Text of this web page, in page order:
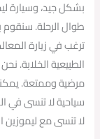
بشكل جيد، وسيارة
طوال الرحلة. سنقوم
ترغب في زيارة
الطبيعية الخلابة.
مرضية وممتعة.
سياحية لا تنسى في
لا تنسى مع